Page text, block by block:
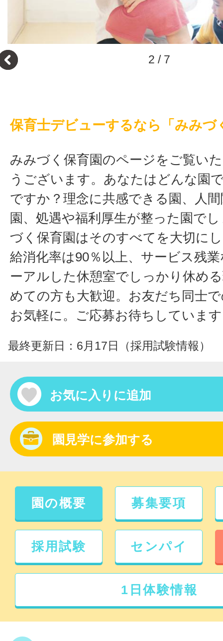
3 / 7
保育士デビューするなら「みみ
みみづく保育園のページをご覧い
うございます。あなたはどんな園
ですか？理念に共感できる園、人
園、処遇や福利厚生が整った園で
づく保育園はそのすべてを大切に
給消化率は90％以上、サービス残
ーアルした休憩室でしっかり休め
めての方も大歓迎。お友だち同士
お気軽に。ご応募お待ちしていま
最終更新日：6月17日（採用試験情報）
お気に入りに追加
園見学に参加する
園の概要 募集要項
採用試験 センパイ
1日体験情報